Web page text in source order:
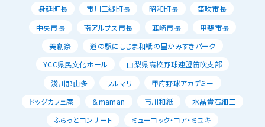
身延町長
市川三郷町長 昭和町長
笛吹市長
中央市長
南アルプス市長 韮崎市長
甲斐市長
美創祭
道の駅にしじま和紙の里かみすきパーク
YCC県民文化ホール
山梨県高校野球連盟笛吹支部
淺川那由多
フルマリ
甲府野球アカデミー
ドッグカフェ庵
＆maman 市川和紙
水晶貴石細工
ふらっとコンサート
ミューコック・コア・ミユキ